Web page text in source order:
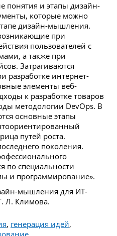
понятия и этапы дизайн-
которые можно
дизайн-мышления.
при
пользователей с
а также при
Затрагиваются
разработке интернет-
элементы веб-
к разработке товаров
методологии DevOps. В
основные этапы
путей роста.
поколения.
по специальности
и программирование».
мышления для ИТ-
Л. Климова.
, генерация идей,